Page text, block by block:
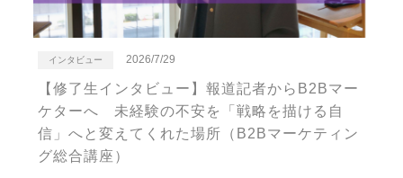
インタビュー 2026/7/29
【修了生インタビュー】報道記者からB2Bマー
ケターへ 未経験の不安を「戦略を描ける自
信」へと変えてくれた場所（B2Bマーケティン
グ総合講座）